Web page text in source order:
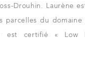
Drouhin. Laurène
du domaine
est certifié « Low